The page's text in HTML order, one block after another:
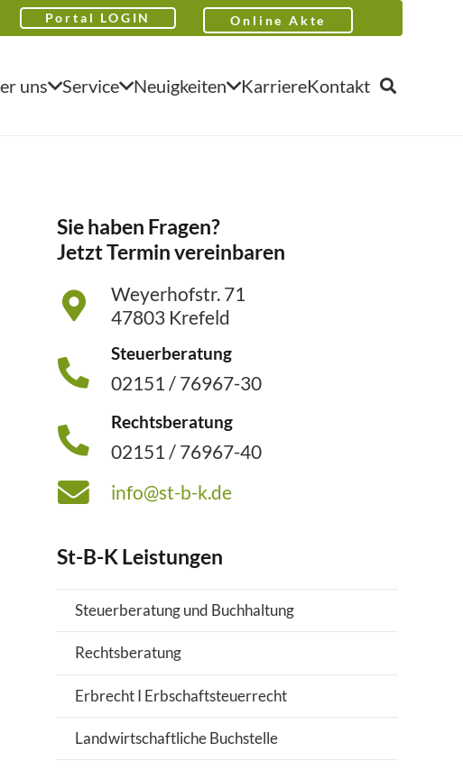
Portal LOGIN Online Akte
uns Service Neuigkeiten KarriereKontakt
Sie haben Fragen?
Jetzt Termin vereinbaren
Weyerhofstr. 71
47803 Krefeld
Steuerberatung
02151 / 76967-30
Rechtsberatung
02151 / 76967-40
info@st-b-k.de
St-B-K Leistungen
Steuerberatung und Buchhaltung
Rechtsberatung
Erbrecht I Erbschaftsteuerrecht
Landwirtschaftliche Buchstelle